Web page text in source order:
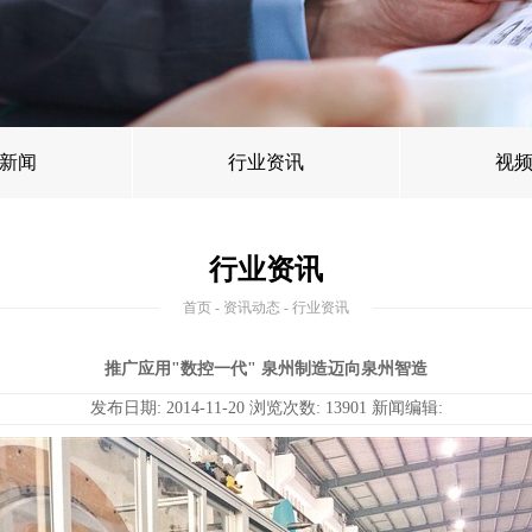
闻 行业资讯 视
行业资讯
首页 - 资讯动态 - 行业资讯
推广应用"数控一代" 泉州制造迈向泉州智造
发布日期: 2014-11-20 浏览次数: 13901 新闻编辑: